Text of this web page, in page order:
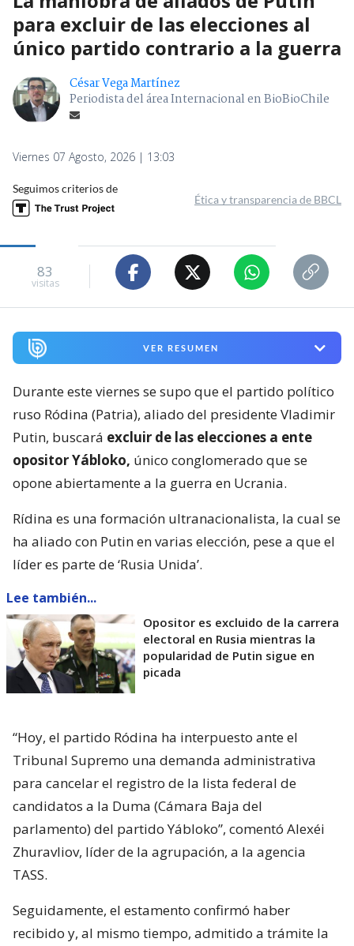
para excluir de las elecciones al
único partido contrario a la guerra
César Vega Martínez
Periodista del área Internacional en BioBioChile
Viernes 07 Agosto, 2026 | 13:03
Seguimos criterios de
Ética y transparencia de BBCL
83
visitas
VER RESUMEN
Durante este viernes se supo que el partido político
ruso Ródina (Patria), aliado del presidente Vladimir
Putin, buscará excluir de las elecciones a ente
opositor Yábloko, único conglomerado que se
opone abiertamente a la guerra en Ucrania.
Rídina es una formación ultranacionalista, la cual se
ha aliado con Putin en varias elección, pese a que el
líder es parte de ‘Rusia Unida’.
Lee también...
Opositor es excluido de la carrera
electoral en Rusia mientras la
popularidad de Putin sigue en
picada
“Hoy, el partido Ródina ha interpuesto ante el
Tribunal Supremo una demanda administrativa
para cancelar el registro de la lista federal de
candidatos a la Duma (Cámara Baja del
parlamento) del partido Yábloko”, comentó Alexéi
Zhuravliov, líder de la agrupación, a la agencia
TASS.
Seguidamente, el estamento confirmó haber
recibido y, al mismo tiempo, admitido a trámite la